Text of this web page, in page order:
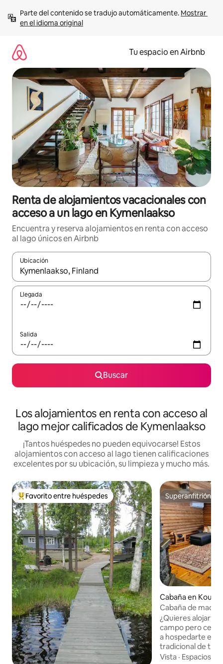
contenido
Parte del contenido se tradujo automáticamente. Mostrar
en el idioma original
Tu espacio en Airbnb
Renta de alojamientos vacacionales con
acceso a un lago en Kymenlaakso
Encuentra y reserva alojamientos en renta con acceso
al lago únicos en Airbnb
Ubicación
Cuando los resultados estén disponibles, podrás navegar
Llegada
Salida
Buscar
Los alojamientos en renta con acceso al
lago mejor calificados de Kymenlaakso
¡Tantos huéspedes no pueden equivocarse! Estos
alojamientos con acceso al lago tienen calificaciones
excelentes por su ubicación, su limpieza y mucho más.
De los mejores en Favorito entre huéspedes
Favorito entre huéspedes Superanfitrión
Superanfitrión
Cabaña en
Cabaña de
cocina, baño,
invierno!
¿Quieres alojarte
campo pero cerca
a hospedarte en
tradicional de
del lago! La cabaña cuenta con
Vista · Espacios